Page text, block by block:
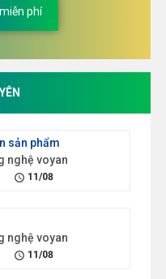
phí
sản phẩm
nghệ voyan
schedule 11/08
nghệ voyan
schedule 11/08